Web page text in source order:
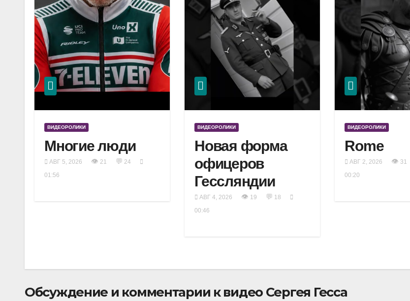
ВИДЕОРОЛИКИ
Многие люди
АВГ 5, 2026 👁 21 💬 24
01:56
ВИДЕОРОЛИКИ
Новая форма
офицеров
Гессляндии
АВГ 4, 2026 👁 19 💬 18
00:46
ВИДЕОРОЛИКИ
Rome
АВГ 2, 2026 👁 31
00:20
Обсуждение и комментарии к видео Сергея Гесса